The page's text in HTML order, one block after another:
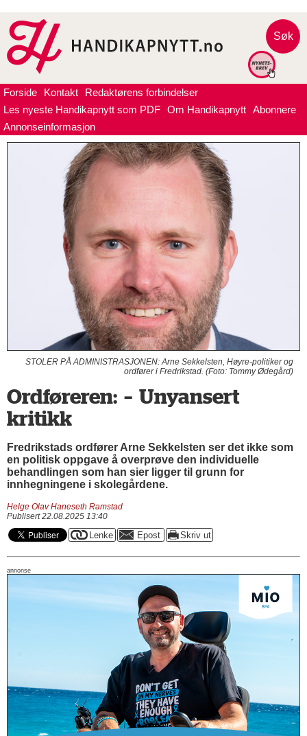
Søk
Forside Kontakt
Redaktørens forbindelser
Les nyeste Handikapnytt som PDF Om Handikapnytt Abonnere
Annonseinformasjon
STOLER PÅ ADMINISTRASJONEN: Arne Sekkelsten, Høyre-politiker og
ordfører i Fredrikstad. (Foto: Tommy Ødegård)
Ordføreren: – Unyansert
kritikk
Fredrikstads ordfører Arne Sekkelsten ser det ikke som
en politisk oppgave å overprøve den individuelle
behandlingen som han sier ligger til grunn for
innhegningene i skolegårdene.
Helge Olav Haneseth Ramstad
Publisert 22.08.2025 13:40
annonse